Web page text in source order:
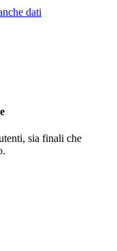
dati
sia finali che